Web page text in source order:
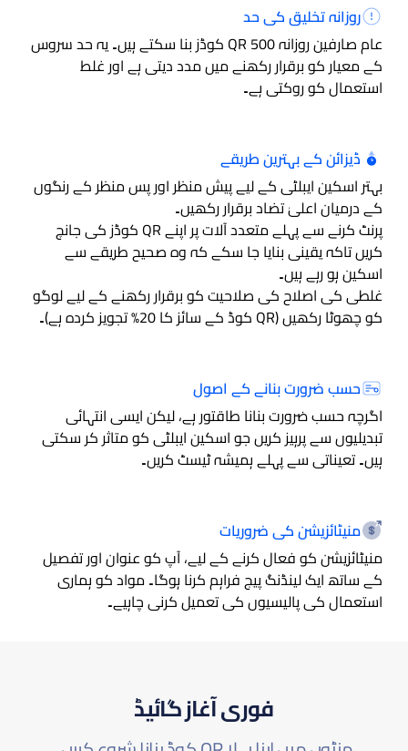
روزانہ تخلیق کی حد
عام صارفین روزانہ 500 QR کوڈز بنا سکتے ہیں۔ یہ حد سروس
کے معیار کو برقرار رکھنے میں مدد دیتی ہے اور غلط
استعمال کو روکتی ہے۔
ڈیزائن کے بہترین طریقے
بہتر اسکین ایبلٹی کے لیے پیش منظر اور پس منظر کے رنگوں
کے درمیان اعلیٰ تضاد برقرار رکھیں۔
پرنٹ کرنے سے پہلے متعدد آلات پر اپنے QR کوڈز کی جانچ
کریں تاکہ یقینی بنایا جا سکے کہ وہ صحیح طریقے سے
اسکین ہو رہے ہیں۔
غلطی کی اصلاح کی صلاحیت کو برقرار رکھنے کے لیے لوگو
کو چھوٹا رکھیں (QR کوڈ کے سائز کا 20% تجویز کردہ ہے)۔
حسب ضرورت بنانے کے اصول
اگرچہ حسب ضرورت بنانا طاقتور ہے، لیکن ایسی انتہائی
تبدیلیوں سے پرہیز کریں جو اسکین ایبلٹی کو متاثر کر سکتی
ہیں۔ تعیناتی سے پہلے ہمیشہ ٹیسٹ کریں۔
منیٹائزیشن کی ضروریات
منیٹائزیشن کو فعال کرنے کے لیے، آپ کو عنوان اور تفصیل
کے ساتھ ایک لینڈنگ پیج فراہم کرنا ہوگا۔ مواد کو ہماری
استعمال کی پالیسیوں کی تعمیل کرنی چاہیے۔
فوری آغاز گائیڈ